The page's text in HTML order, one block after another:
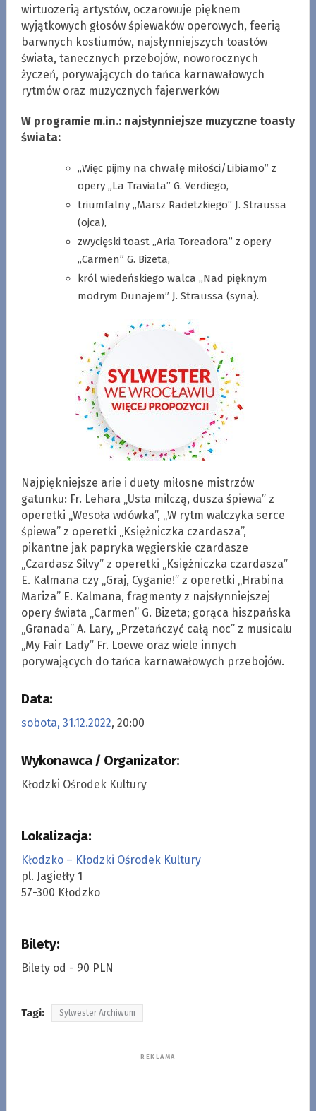
wirtuozerią artystów, oczarowuje pięknem
wyjątkowych głosów śpiewaków operowych, feerią
barwnych kostiumów, najsłynniejszych toastów
świata, tanecznych przebojów, noworocznych
życzeń, porywających do tańca karnawałowych
rytmów oraz muzycznych fajerwerków
W programie m.in.: najsłynniejsze muzyczne toasty
świata:
„Więc pijmy na chwałę miłości/Libiamo” z
opery „La Traviata” G. Verdiego,
triumfalny „Marsz Radetzkiego” J. Straussa
(ojca),
zwycięski toast „Aria Toreadora” z opery
„Carmen” G. Bizeta,
król wiedeńskiego walca „Nad pięknym
modrym Dunajem” J. Straussa (syna).
Najpiękniejsze arie i duety miłosne mistrzów
gatunku: Fr. Lehara „Usta milczą, dusza śpiewa” z
operetki „Wesoła wdówka”, „W rytm walczyka serce
śpiewa” z operetki „Księżniczka czardasza”,
pikantne jak papryka węgierskie czardasze
„Czardasz Silvy” z operetki „Księżniczka czardasza”
E. Kalmana czy „Graj, Cyganie!” z operetki „Hrabina
Mariza” E. Kalmana, fragmenty z najsłynniejszej
opery świata „Carmen” G. Bizeta; gorąca hiszpańska
„Granada” A. Lary, „Przetańczyć całą noc” z musicalu
„My Fair Lady” Fr. Loewe oraz wiele innych
porywających do tańca karnawałowych przebojów.
Data:
sobota, 31.12.2022, 20:00
Wykonawca / Organizator:
Kłodzki Ośrodek Kultury
Lokalizacja:
Kłodzko – Kłodzki Ośrodek Kultury
pl. Jagiełły 1
57-300 Kłodzko
Bilety:
Bilety od - 90 PLN
Tagi: Sylwester Archiwum